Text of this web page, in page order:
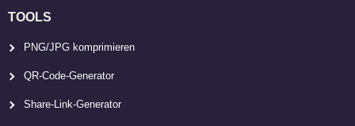
TOOLS
PNG/JPG komprimieren
QR-Code-Generator
Share-Link-Generator